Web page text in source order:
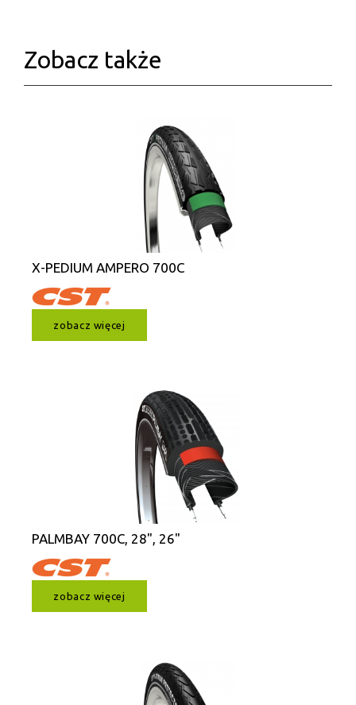
Zobacz także
X-PEDIUM AMPERO 700C
zobacz więcej
PALMBAY 700C, 28", 26"
zobacz więcej